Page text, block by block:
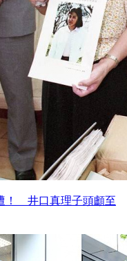
！ 井口真理子頭顱至